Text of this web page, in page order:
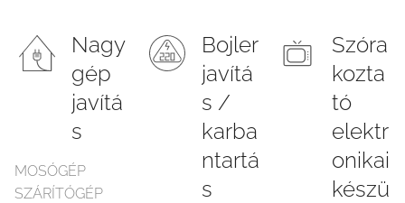
Nagy
gép
javítá
s
MOSÓGÉP
SZÁRÍTÓGÉP
Bojler
javítá
s /
karba
ntartá
s
Szóra
kozta
tó
elektr
onikai
készü